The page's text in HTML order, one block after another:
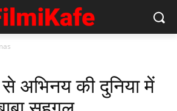
अभिनय की दुनिया में